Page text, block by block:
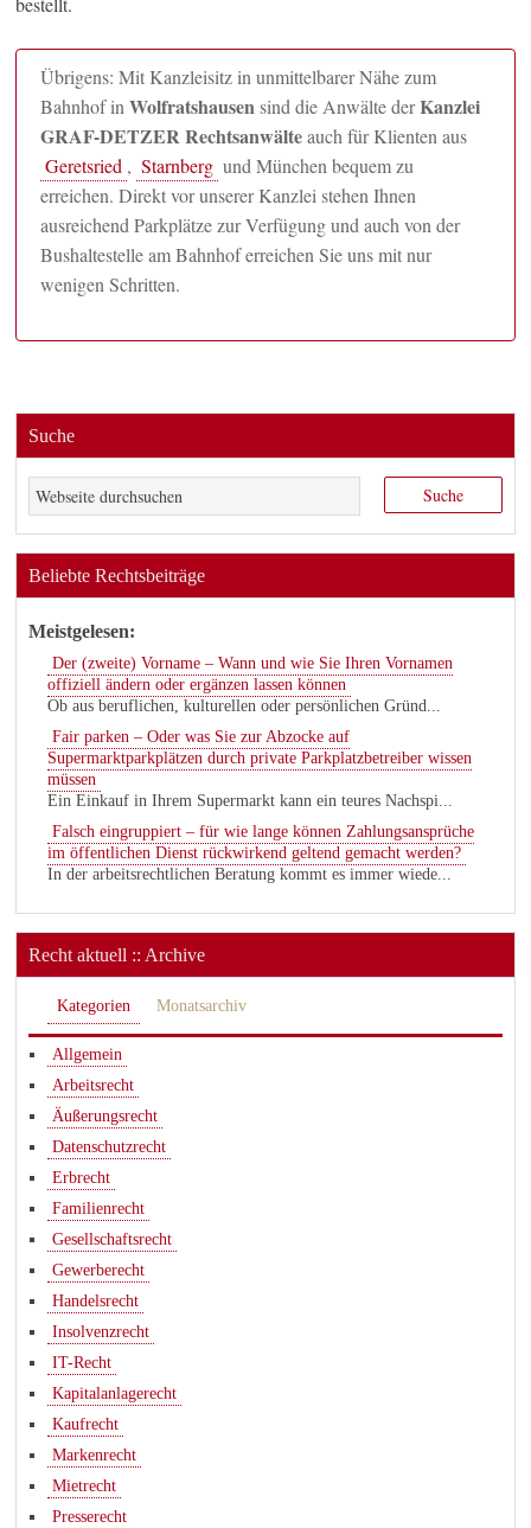
Übrigens: Mit Kanzleisitz in unmittelbarer Nähe zum
Bahnhof inWolfratshausensind die Anwälte derKanzlei
GRAF-DETZER Rechtsanwälteauch für Klienten aus
Geretsried , Starnberg und München bequem zu
erreichen. Direkt vor unserer Kanzlei stehen Ihnen
ausreichend Parkplätze zur Verfügung und auch von der
Bushaltestelle am Bahnhof erreichen Sie uns mit nur
wenigen Schritten.
Suche
Beliebte Rechtsbeiträge
Meistgelesen:
Der (zweite) Vorname – Wann und wie Sie Ihren Vornamen
offiziell ändern oder ergänzen lassen können
Ob aus beruflichen, kulturellen oder persönlichen Gründ...
Fair parken – Oder was Sie zur Abzocke auf
Supermarktparkplätzen durch private Parkplatzbetreiber wissen
müssen
Ein Einkauf in Ihrem Supermarkt kann ein teures Nachspi...
Falsch eingruppiert – für wie lange können Zahlungsansprüche
im öffentlichen Dienst rückwirkend geltend gemacht werden?
In der arbeitsrechtlichen Beratung kommt es immer wiede...
Recht aktuell :: Archive
Kategorien Monatsarchiv
Allgemein
Arbeitsrecht
Äußerungsrecht
Datenschutzrecht
Erbrecht
Familienrecht
Gesellschaftsrecht
Gewerberecht
Handelsrecht
Insolvenzrecht
IT-Recht
Kapitalanlagerecht
Kaufrecht
Markenrecht
Mietrecht
Presserecht